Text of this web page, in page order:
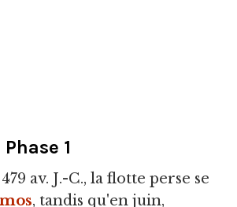
1
av. J.-C., la flotte perse se
, tandis qu'en juin,